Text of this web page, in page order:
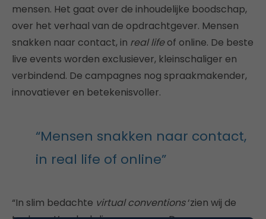
mensen. Het gaat over de inhoudelijke boodschap,
over het verhaal van de opdrachtgever. Mensen
snakken naar contact, in real lifeof online. De beste
live events worden exclusiever, kleinschaliger en
verbindend. De campagnes nog spraakmakender,
innovatiever en betekenisvoller.
“Mensen snakken naar contact,
in real life of online”
“In slim bedachte virtual conventions‘zien wij de